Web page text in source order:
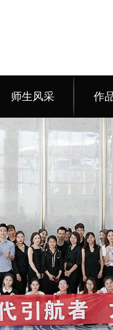
师生风采 作